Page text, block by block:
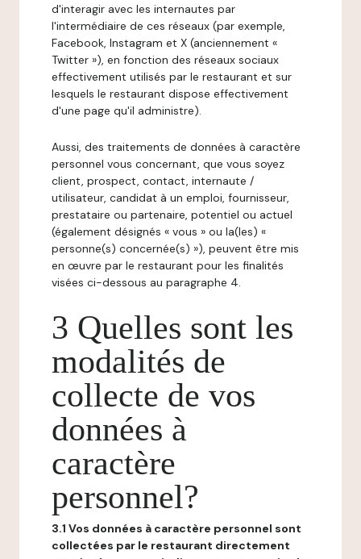
d'interagir avec les internautes par
l'intermédiaire de ces réseaux (par exemple,
Facebook, Instagram et X (anciennement «
Twitter »), en fonction des réseaux sociaux
effectivement utilisés par le restaurant et sur
lesquels le restaurant dispose effectivement
d'une page qu'il administre).
Aussi, des traitements de données à caractère
personnel vous concernant, que vous soyez
client, prospect, contact, internaute /
utilisateur, candidat à un emploi, fournisseur,
prestataire ou partenaire, potentiel ou actuel
(également désignés « vous » ou la(les) «
personne(s) concernée(s) »), peuvent être mis
en œuvre par le restaurant pour les finalités
visées ci-dessous au paragraphe 4.
3 Quelles sont les
modalités de
collecte de vos
données à
caractère
personnel?
3.1 Vos données à caractère personnel sont
collectées par le restaurant directement